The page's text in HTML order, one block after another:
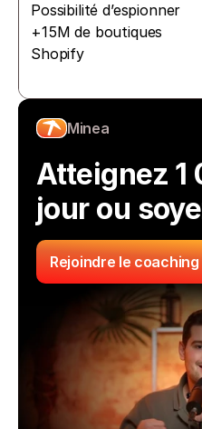
Possibilité d’espionner
+15M de boutiques
Shopify
Minea
Atteignez 1
jour ou
Rejoindre le coaching